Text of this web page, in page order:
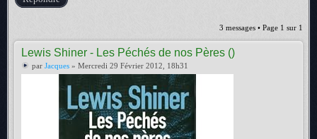
3 messages • Page 1 sur 1
Lewis Shiner - Les Péchés de nos Pères ()
par Jacques » Mercredi 29 Février 2012, 18h31